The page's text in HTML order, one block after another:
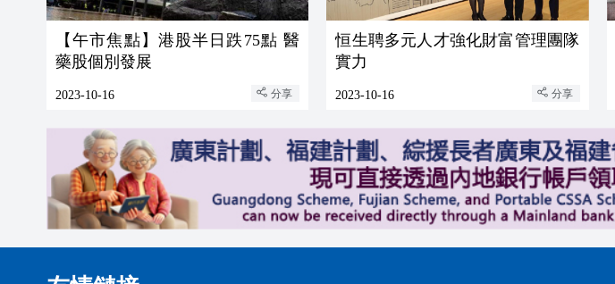
【午市焦點】港股半日跌75點 醫
藥股個別發展
2023-10-16 分享
恒生聘多元人才強化財富管理團隊
實力
2023-10-16 分享